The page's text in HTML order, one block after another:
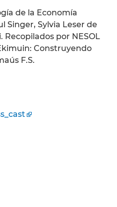
de la Economía
Singer, Sylvia Leser de
Recopilados por NESOL
Construyendo
F.S.